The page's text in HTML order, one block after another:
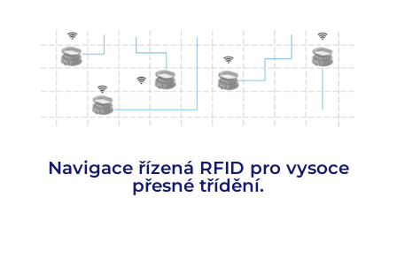
Navigace řízená RFID pro vysoce
přesné třídění.